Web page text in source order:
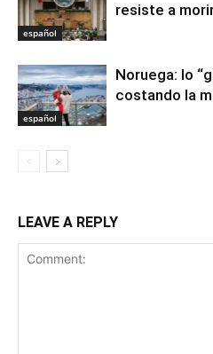
español
resiste a
español
Noruega: lo
costando la
LEAVE A REPLY